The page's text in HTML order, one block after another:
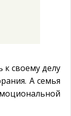
к своему делу
А семья